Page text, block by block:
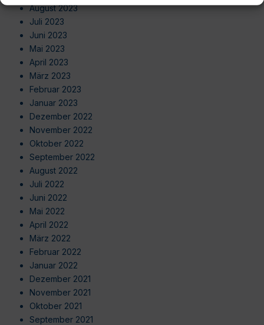
August 2023
Juli 2023
Juni 2023
Mai 2023
April 2023
März 2023
Februar 2023
Januar 2023
Dezember 2022
November 2022
Oktober 2022
September 2022
August 2022
Juli 2022
Juni 2022
Mai 2022
April 2022
März 2022
Februar 2022
Januar 2022
Dezember 2021
November 2021
Oktober 2021
September 2021